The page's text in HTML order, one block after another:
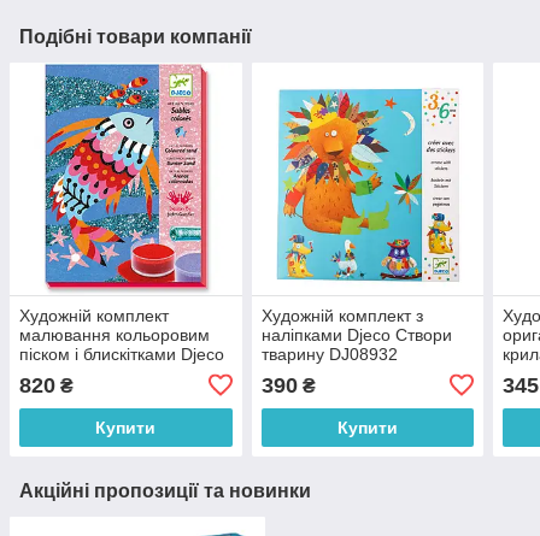
Подібні товари компанії
Художній комплект
малювання кольоровим
піском і блискітками Djeco
Райдужні рибки DJ08661
820 ₴
Купити
Художній комплект з
наліпками Djeco Створи
тварину DJ08932
390₴
Купити
345
Акційні пропозиції та новинки